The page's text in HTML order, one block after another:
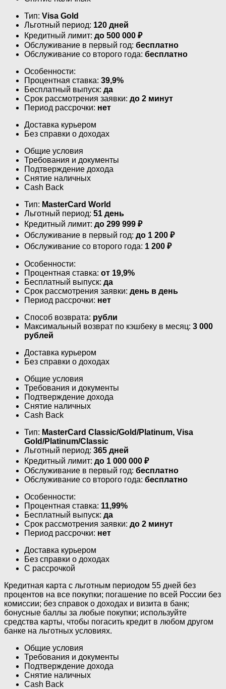
Тип: Visa Gold
Льготный период: 120 дней
Кредитный лимит: до 500 000 ₽
Обслуживание в первый год: бесплатно
Обслуживание со второго года: бесплатно
Особенности:
Процентная ставка: 39,9%
Бесплатный выпуск: да
Срок рассмотрения заявки: до 2 минут
Период рассрочки: нет
Доставка курьером
Без справки о доходах
Общие условия
Требования и документы
Подтверждение дохода
Снятие наличных
Cash Back
Тип: MasterСard World
Льготный период: 51 день
Кредитный лимит: до 299 999 ₽
Обслуживание в первый год: до 1 200 ₽
Обслуживание со второго года: 1 200 ₽
Особенности:
Процентная ставка: от 19,9%
Бесплатный выпуск: да
Срок рассмотрения заявки: день в день
Период рассрочки: нет
Способ возврата: рубли
Максимальный возврат по кэшбеку в месяц: 3 000
рублей
Доставка курьером
Без справки о доходах
Общие условия
Требования и документы
Подтверждение дохода
Снятие наличных
Cash Back
Тип: MasterСard Classic/Gold/Platinum, Visa
Gold/Platinum/Classic
Льготный период: 365 дней
Кредитный лимит: до 1 000 000 ₽
Обслуживание в первый год: бесплатно
Обслуживание со второго года: бесплатно
Особенности:
Процентная ставка: 11,99%
Бесплатный выпуск: да
Срок рассмотрения заявки: до 2 минут
Период рассрочки: нет
Доставка курьером
Без справки о доходах
С рассрочкой
Кредитная карта с льготным периодом 55 дней без
процентов на все покупки; погашение по всей России без
комиссии; без справок о доходах и визита в банк;
бонусные баллы за любые покупки; используйте
средства карты, чтобы погасить кредит в любом другом
банке на льготных условиях.
Общие условия
Требования и документы
Подтверждение дохода
Снятие наличных
Cash Back